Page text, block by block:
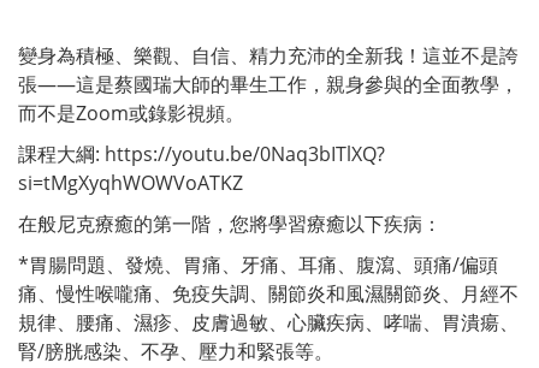
變身為積極、樂觀、自信、精力充沛的全新我！這並不是誇
張——這是蔡國瑞大師的畢生工作，親身參與的全面教學，
而不是Zoom或錄影視頻。
課程大綱: https://youtu.be/0Naq3bITlXQ?
si=tMgXyqhWOWVoATKZ
在般尼克療癒的第一階，您將學習療癒以下疾病：
*胃腸問題、發燒、胃痛、牙痛、耳痛、腹瀉、頭痛/偏頭
痛、慢性喉嚨痛、免疫失調、關節炎和風濕關節炎、月經不
規律、腰痛、濕疹、皮膚過敏、心臟疾病、哮喘、胃潰瘍、
腎/膀胱感染、不孕、壓力和緊張等。